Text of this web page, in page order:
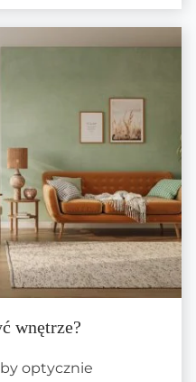
wnętrze?
optycznie